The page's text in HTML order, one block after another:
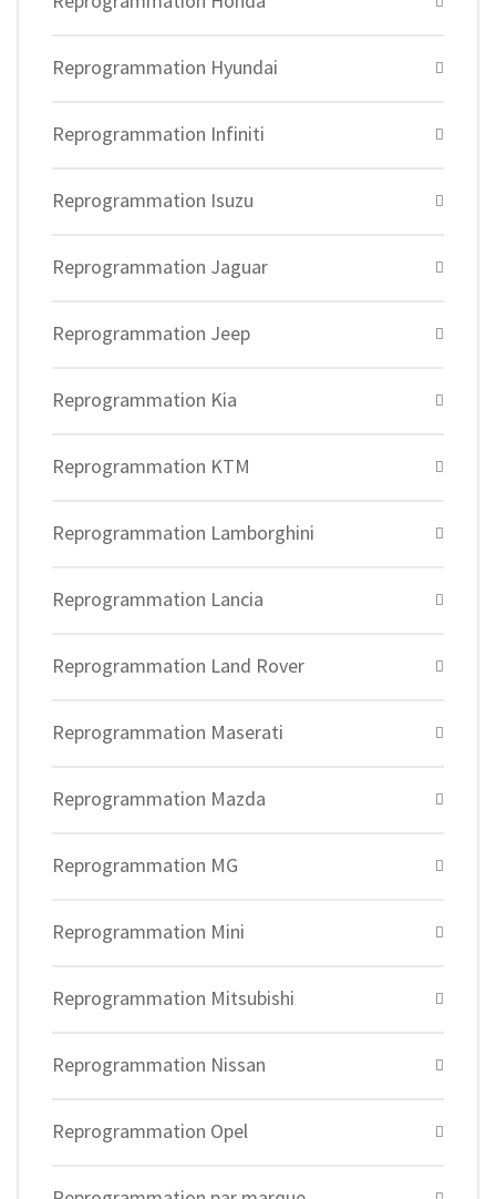
Reprogrammation Hyundai
Reprogrammation Infiniti
Reprogrammation Isuzu
Reprogrammation Jaguar
Reprogrammation Jeep
Reprogrammation Kia
Reprogrammation KTM
Reprogrammation Lamborghini
Reprogrammation Lancia
Reprogrammation Land Rover
Reprogrammation Maserati
Reprogrammation Mazda
Reprogrammation MG
Reprogrammation Mini
Reprogrammation Mitsubishi
Reprogrammation Nissan
Reprogrammation Opel